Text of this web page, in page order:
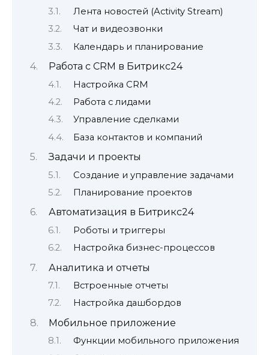
Лента новостей (Activity Stream)
Чат и видеозвонки
Календарь и планирование
Работа с CRM в Битрикс24
Настройка CRM
Работа с лидами
Управление сделками
База контактов и компаний
Задачи и проекты
Создание и управление задачами
Планирование проектов
Автоматизация в Битрикс24
Роботы и триггеры
Настройка бизнес-процессов
Аналитика и отчеты
Встроенные отчеты
Настройка дашбордов
Мобильное приложение
Функции мобильного приложения